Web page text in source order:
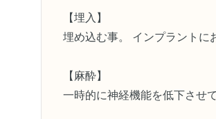
【埋入】
埋め込む事。 インプラントに
【麻酔】
一時的に神経機能を低下させ